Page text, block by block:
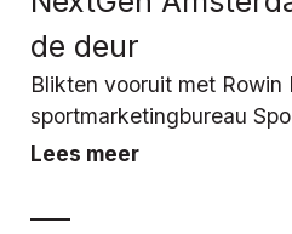
de deur
Blikten vooruit met Rowin
sportmarketingbureau
Lees meer